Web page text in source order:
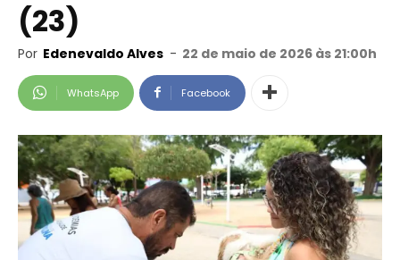
(23)
Por Edenevaldo Alves - 22 de maio de 2026 às 21:00h
WhatsApp Facebook